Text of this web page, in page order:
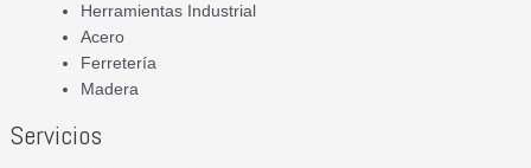
Herramientas Industrial
Acero
Ferretería
Madera
Servicios